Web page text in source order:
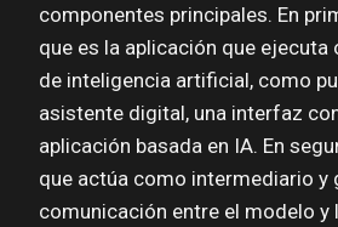
componentes principales. En
que es la aplicación que
de inteligencia artificial, como
asistente digital, una interfaz
aplicación basada en IA. En
que actúa como intermediario y
comunicación entre el modelo y